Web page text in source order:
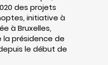
des projets
initiative à
à Bruxelles,
la présidence de
le début de